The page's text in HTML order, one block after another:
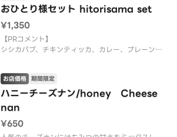
おひとり様セット hitorisama set
¥1,350
【PRコメント】
シシカバブ、チキンティッカ、カレー、プレーンナ
カレーの種類と辛さは選べます。
【お店PR】
有名店の料理がご家庭で食べられます。
三ツ星シェフが作るカレーは絶品ですのでご堪能下
さい。
ハニーチーズナン/honey Cheese
nan
お店価格 期間限定
¥650